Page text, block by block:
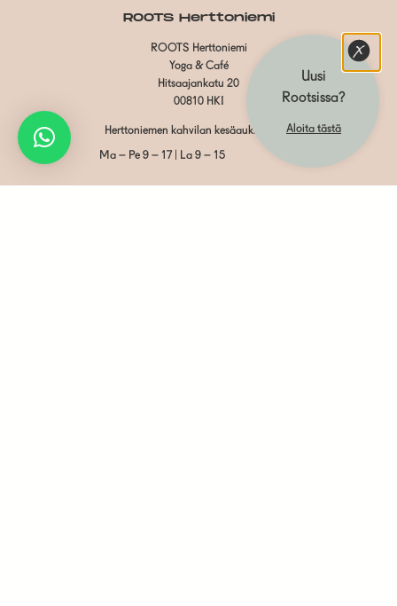
ROOTS Herttoniemi
ROOTS Herttoniemi
Yoga & Café
Hitsaajankatu 20
00810 HKI
Herttoniemen kahvilan kesäaukioloajat:
Ma – Pe 9 – 17 | La 9 – 15
Uusi
Rootsissa?
Aloita tästä